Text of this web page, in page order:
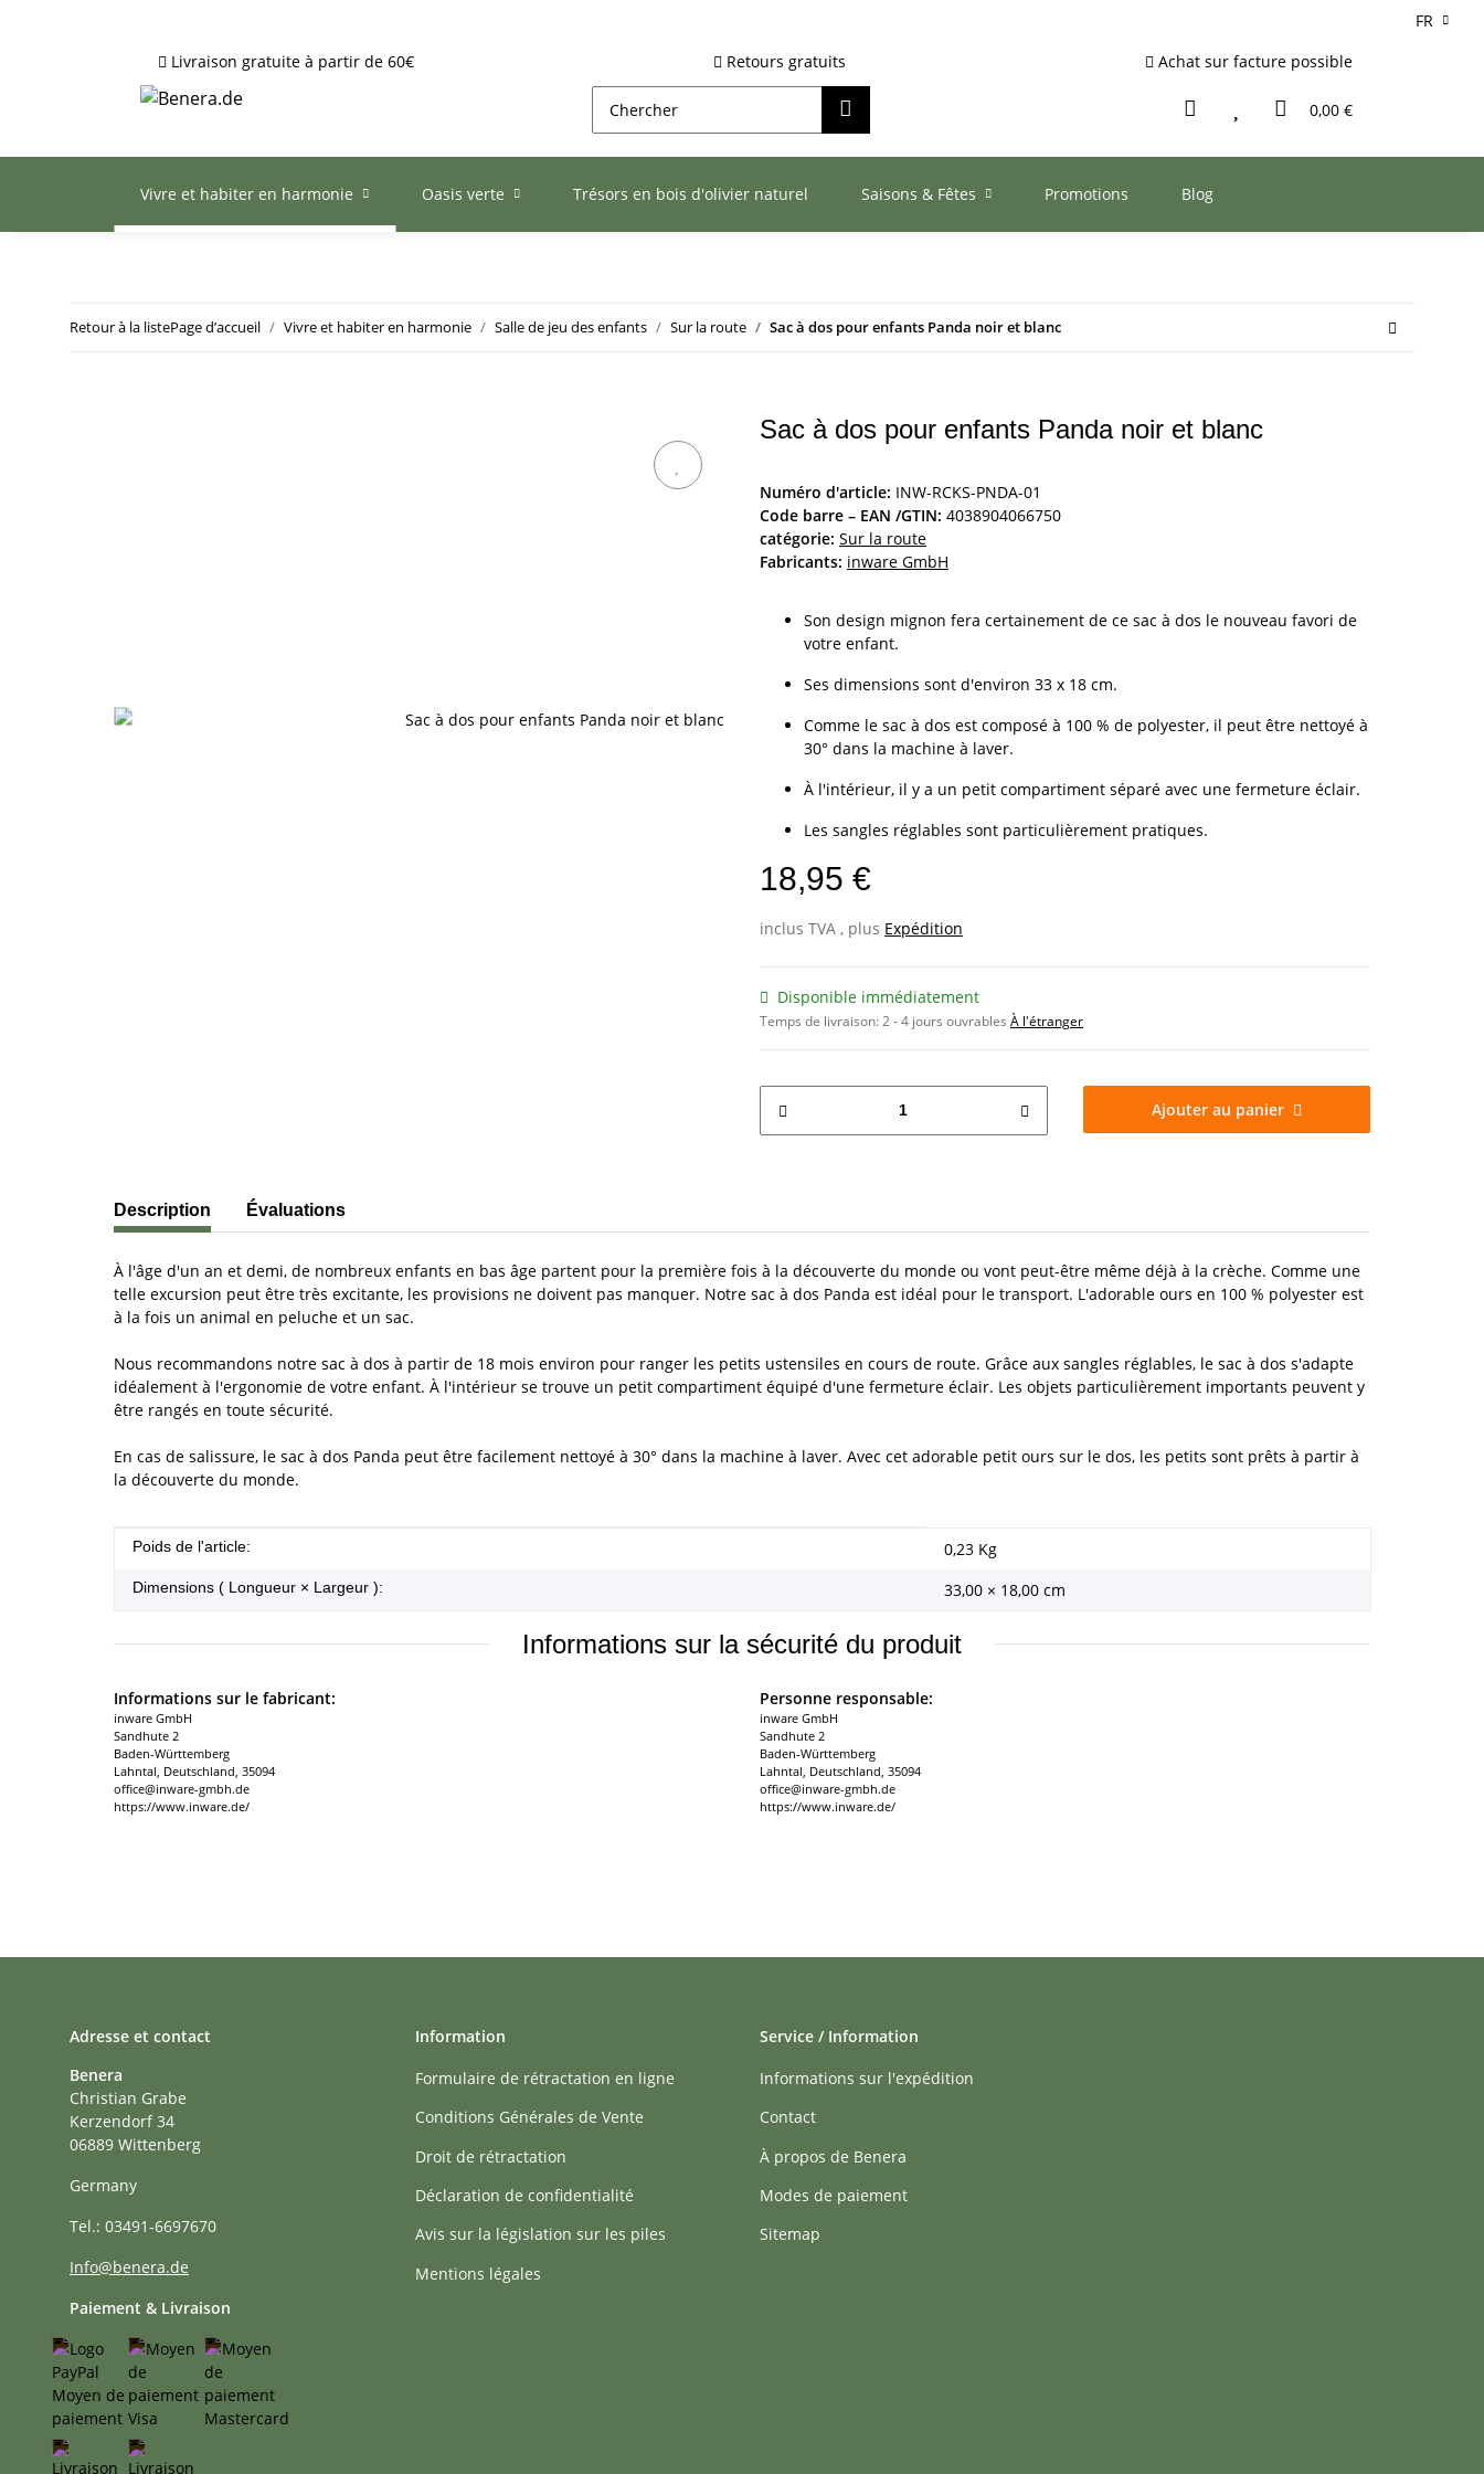
FR
Livraison gratuite à partir de 60€
Retours gratuits Achat sur facture possible
0,00 €
Vivre et habiter en harmonie Oasis verte Trésors en bois d'olivier naturel Saisons & Fêtes Promotions Blog
Retour à la listePage d’accueil Vivre et habiter en harmonie Salle de jeu des enfants Sur la route Sac à dos pour enfants Panda noir et blanc
Sac à dos pour enfants Panda noir et blanc
Numéro d'article: INW-RCKS-PNDA-01
Code barre – EAN /GTIN: 4038904066750
catégorie: Sur la route
Fabricants: inware GmbH
Son design mignon fera certainement de ce sac à dos le nouveau favori de
votre enfant.
Ses dimensions sont d'environ 33 x 18 cm.
Comme le sac à dos est composé à 100 % de polyester, il peut être nettoyé à
30° dans la machine à laver.
À l'intérieur, il y a un petit compartiment séparé avec une fermeture éclair.
Les sangles réglables sont particulièrement pratiques.
18,95 €
inclus TVA , plus Expédition
Disponible immédiatement
Temps de livraison:2 - 4 jours ouvrables À l'étranger
Ajouter au panier
#productDetails.showMoreTabs#
Description Évaluations
À l'âge d'un an et demi, de nombreux enfants en bas âge partent pour la première fois à la découverte du monde ou vont peut-être même déjà à la crèche. Comme une
telle excursion peut être très excitante, les provisions ne doivent pas manquer. Notre sac à dos Panda est idéal pour le transport. L'adorable ours en 100 % polyester est
à la fois un animal en peluche et un sac.
Nous recommandons notre sac à dos à partir de 18 mois environ pour ranger les petits ustensiles en cours de route. Grâce aux sangles réglables, le sac à dos s'adapte
idéalement à l'ergonomie de votre enfant. À l'intérieur se trouve un petit compartiment équipé d'une fermeture éclair. Les objets particulièrement importants peuvent y
être rangés en toute sécurité.
En cas de salissure, le sac à dos Panda peut être facilement nettoyé à 30° dans la machine à laver. Avec cet adorable petit ours sur le dos, les petits sont prêts à partir à
la découverte du monde.
#productDetails.itemInformation#
#productDetails.itemValue#
Poids de l'article: 0,23 Kg
Dimensions ( Longueur × Largeur ): 33,00 × 18,00 cm
Informations sur la sécurité du produit
Informations sur le fabricant:
inware GmbH
Sandhute 2
Baden-Württemberg
Lahntal, Deutschland, 35094
office@inware-gmbh.de
https://www.inware.de/
Personne responsable:
inware GmbH
Sandhute 2
Baden-Württemberg
Lahntal, Deutschland, 35094
office@inware-gmbh.de
https://www.inware.de/
Adresse et contact
Benera
Christian Grabe
Kerzendorf 34
06889 Wittenberg
Germany
Tel.: 03491-6697670
Info@benera.de
Paiement & Livraison
Information
Formulaire de rétractation en ligne
Conditions Générales de Vente
Droit de rétractation
Déclaration de confidentialité
Avis sur la législation sur les piles
Mentions légales
Service / Information
Informations sur l'expédition
Contact
À propos de Benera
Modes de paiement
Sitemap